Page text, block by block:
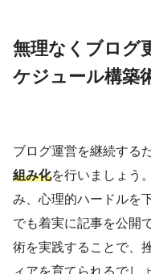
無理なくブログ
ケジュール構築
ブログ運営を継続する
組み化を行いましょう
み、心理的ハードルを
でも着実に記事を公開
術を実践することで、
ィアを育てられるでし